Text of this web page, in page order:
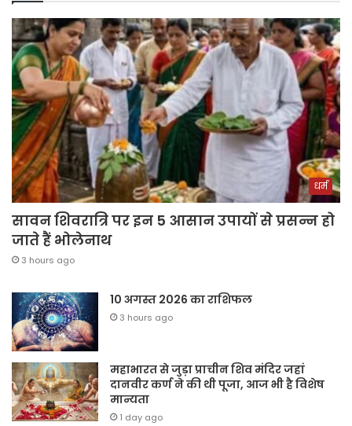
धर्म
सावन शिवरात्रि पर इन 5 आसान उपायों से प्रसन्न हो
जाते हैं भोलेनाथ
3 hours ago
10 अगस्त 2026 का राशिफल
3 hours ago
महाभारत से जुड़ा प्राचीन शिव मंदिर जहां
दानवीर कर्ण ने की थी पूजा, आज भी है विशेष
मान्यता
1 day ago